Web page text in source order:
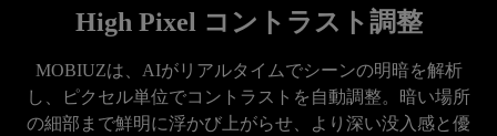
High Pixel コントラスト調整
MOBIUZは、AIがリアルタイムでシーンの明暗を解析
し、ピクセル単位でコントラストを自動調整。暗い場所
の細部まで鮮明に浮かび上がらせ、より深い没入感と優